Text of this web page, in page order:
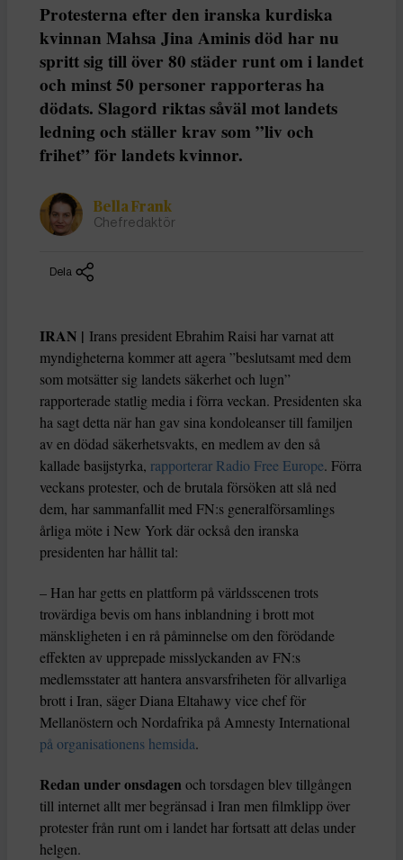
Protesterna efter den iranska kurdiska
kvinnan Mahsa Jina Aminis död har nu
spritt sig till över 80 städer runt om i landet
och minst 50 personer rapporteras ha
dödats. Slagord riktas såväl mot landets
ledning och ställer krav som ”liv och
frihet” för landets kvinnor.
Bella Frank
Chefredaktör
Dela
IRAN | Irans president Ebrahim Raisi har varnat att
myndigheterna kommer att agera ”beslutsamt med dem
som motsätter sig landets säkerhet och lugn”
rapporterade statlig media i förra veckan. Presidenten ska
ha sagt detta när han gav sina kondoleanser till familjen
av en dödad säkerhetsvakts, en medlem av den så
kallade basijstyrka, rapporterar Radio Free Europe. Förra
veckans protester, och de brutala försöken att slå ned
dem, har sammanfallit med FN:s generalförsamlings
årliga möte i New York där också den iranska
presidenten har hållit tal:
– Han har getts en plattform på världsscenen trots
trovärdiga bevis om hans inblandning i brott mot
mänskligheten i en rå påminnelse om den förödande
effekten av upprepade misslyckanden av FN:s
medlemsstater att hantera ansvarsfriheten för allvarliga
brott i Iran, säger Diana Eltahawy vice chef för
Mellanöstern och Nordafrika på Amnesty International
på organisationens hemsida.
Redan under onsdagen och torsdagen blev tillgången
till internet allt mer begränsad i Iran men filmklipp över
protester från runt om i landet har fortsatt att delas under
helgen.